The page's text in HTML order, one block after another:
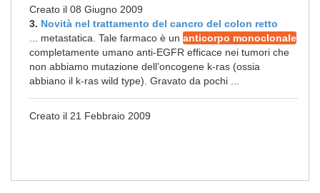
Creato il 08 Giugno 2009
3. Novità nel trattamento del cancro del colon retto
... metastatica. Tale farmaco è un anticorpo monoclonale
completamente umano anti-EGFR efficace nei tumori che
non abbiamo mutazione dell’oncogene k-ras (ossia
abbiano il k-ras wild type). Gravato da pochi ...
Creato il 21 Febbraio 2009